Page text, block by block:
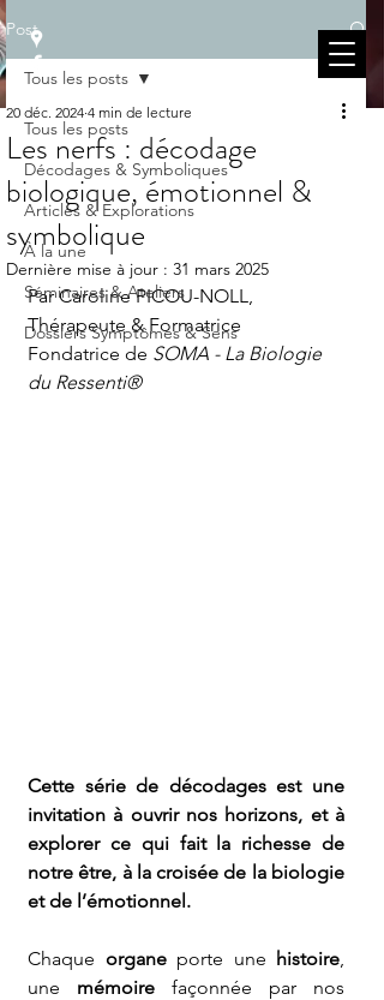
Post
Tous les posts
Décodages & Symboliques
Articles & Explorations
À la une
Séminaires & Ateliers
Dossiers Symptômes & Sens
Tous les posts
Les nerfs : décodage
biologique, émotionnel &
symbolique
20 déc. 2024 4 min de lecture
Dernière mise à jour : 31 mars 2025
Par Caroline PICOU-NOLL,
Thérapeute & Formatrice
Fondatrice de SOMA - La Biologie
du Ressenti®
Cette série de décodages est une
invitation à ouvrir nos horizons, et à
explorer ce qui fait la richesse de
notre être, à la croisée de la biologie
et de l’émotionnel.
Chaque organe porte une histoire,
une mémoire